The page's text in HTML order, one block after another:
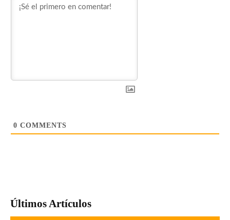
0 COMMENTS
Últimos Artículos